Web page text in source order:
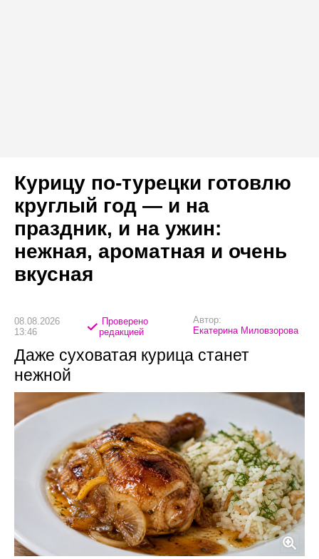
Курицу по-турецки готовлю
круглый год — и на
праздник, и на ужин:
нежная, ароматная и очень
вкусная
08.08.2026
13:46
Проверено
редакцией
Автор:
Екатерина Миловзорова
Даже суховатая курица станет
нежной